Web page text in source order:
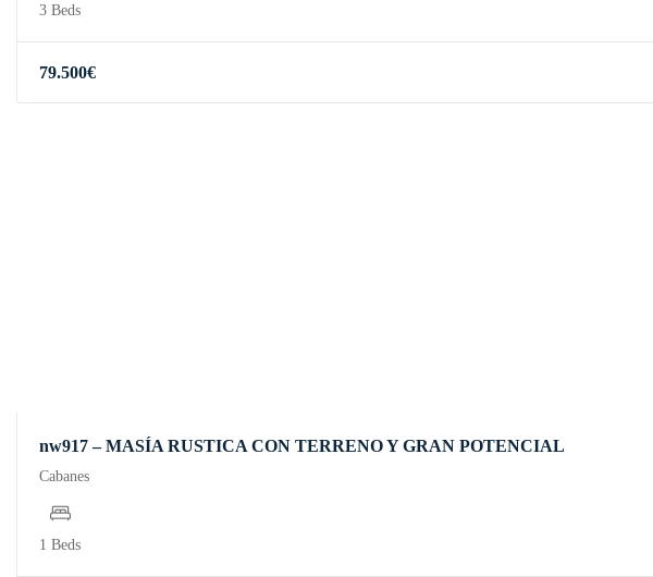
3 Beds
79.500€
nw917 – MASÍA RUSTICA CON TERRENO Y GRAN POTENCIAL
Cabanes
1 Beds